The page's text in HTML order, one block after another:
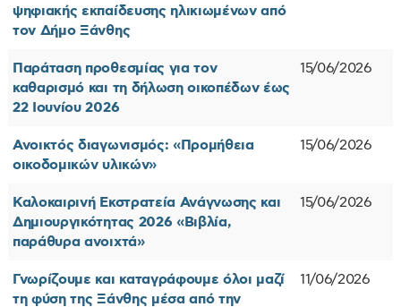
ψηφιακής εκπαίδευσης ηλικιωμένων από
τον Δήμο Ξάνθης
Παράταση προθεσμίας για τον
καθαρισμό και τη δήλωση οικοπέδων έως
22 Ιουνίου 2026
15/06/2026
Ανοικτός διαγωνισμός: «Προμήθεια
οικοδομικών υλικών»
15/06/2026
Καλοκαιρινή Εκστρατεία Ανάγνωσης και
Δημιουργικότητας 2026 «Βιβλία,
παράθυρα ανοιχτά»
15/06/2026
Γνωρίζουμε και καταγράφουμε όλοι μαζί
τη φύση της Ξάνθης μέσα από την
11/06/2026